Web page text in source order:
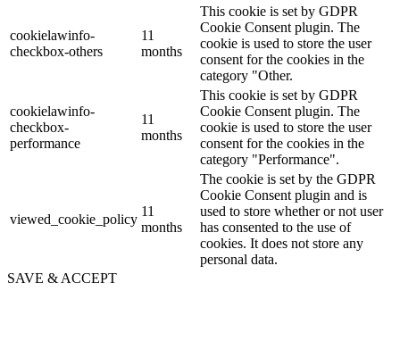
cookielawinfo-
checkbox-others
11
months
This cookie is set by GDPR
Cookie Consent plugin. The
cookie is used to store the user
consent for the cookies in the
category "Other.
cookielawinfo-
checkbox-
performance
11
months
This cookie is set by GDPR
Cookie Consent plugin. The
cookie is used to store the user
consent for the cookies in the
category "Performance".
viewed_cookie_policy
11
months
The cookie is set by the GDPR
Cookie Consent plugin and is
used to store whether or not user
has consented to the use of
cookies. It does not store any
personal data.
SAVE & ACCEPT